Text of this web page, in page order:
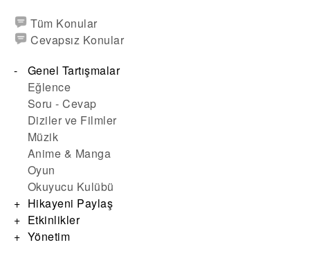
Tüm Konular
Cevapsız Konular
Genel Tartışmalar
Eğlence
Soru - Cevap
Diziler ve Filmler
Müzik
Anime & Manga
Oyun
Okuyucu Kulübü
Hikayeni Paylaş
Etkinlikler
Yönetim